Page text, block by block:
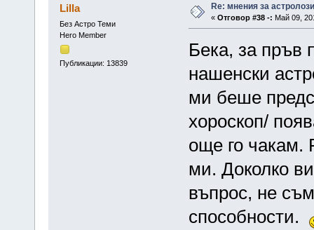
Lilla
Без Астро Теми
Hero Member
Публикации: 13839
Re: мнения за астролози
« Отговор #38 -: Май 09,
Бека, за пръв
нашенски
ми беше
хороскоп/
още го чакам.
ми. Доколко
въпрос, не
способности.